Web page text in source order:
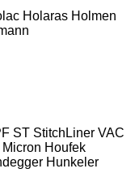
Holaras Holmen
ST StitchLiner VAC
Houfek
Hunkeler